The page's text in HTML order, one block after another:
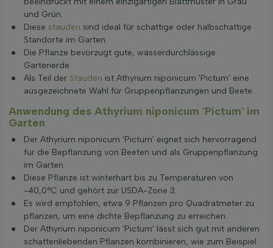
und Grün.
Diese stauden sind ideal für schattige oder halbschattige
Standorte im Garten.
Die Pflanze bevorzugt gute, wasserdurchlässige
Gartenerde.
Als Teil der Stauden ist Athyrium niponicum 'Pictum' eine
ausgezeichnete Wahl für Gruppenpflanzungen und Beete.
Anwendung des Athyrium niponicum 'Pictum' im
Garten
Der Athyrium niponicum 'Pictum' eignet sich hervorragend
für die Bepflanzung von Beeten und als Gruppenpflanzung
im Garten.
Diese Pflanze ist winterhart bis zu Temperaturen von
-40,0°C und gehört zur USDA-Zone 3.
Es wird empfohlen, etwa 9 Pflanzen pro Quadratmeter zu
pflanzen, um eine dichte Bepflanzung zu erreichen.
Der Athyrium niponicum 'Pictum' lässt sich gut mit anderen
schattenliebenden Pflanzen kombinieren, wie zum Beispiel